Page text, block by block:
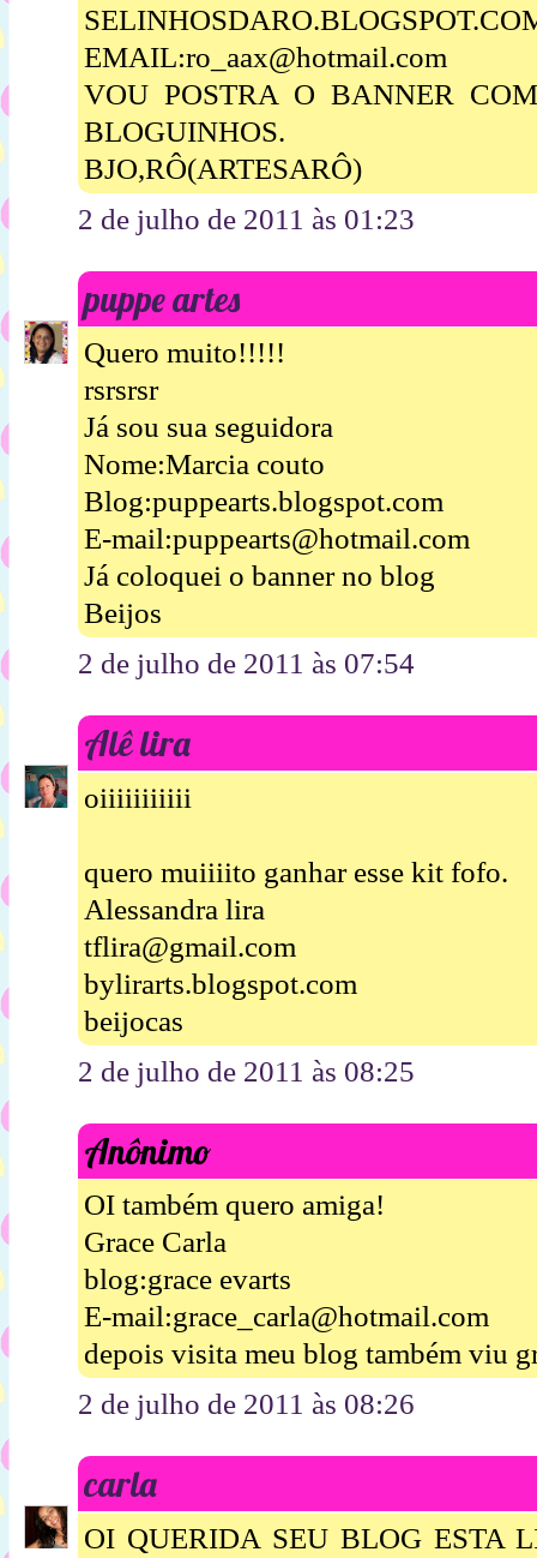
EMAIL:ro_aax@hotmail.com
VOU POSTRA O BANNER
BLOGUINHOS.
BJO,RÔ(ARTESARÔ)
2 de julho de 2011 às 01:23
puppe artes
Quero muito!!!!!
rsrsrsr
Já sou sua seguidora
Nome:Marcia couto
Blog:puppearts.blogspot.com
E-mail:puppearts@hotmail.com
Já coloquei o banner no blog
Beijos
2 de julho de 2011 às 07:54
Alê lira
oiiiiiiiiiii
quero muiiiito ganhar esse kit fofo.
Alessandra lira
tflira@gmail.com
bylirarts.blogspot.com
beijocas
2 de julho de 2011 às 08:25
Anônimo
OI também quero amiga!
Grace Carla
blog:grace evarts
E-mail:grace_carla@hotmail.com
depois visita meu blog também viu
2 de julho de 2011 às 08:26
carla
OI QUERIDA SEU BLOG ESTA